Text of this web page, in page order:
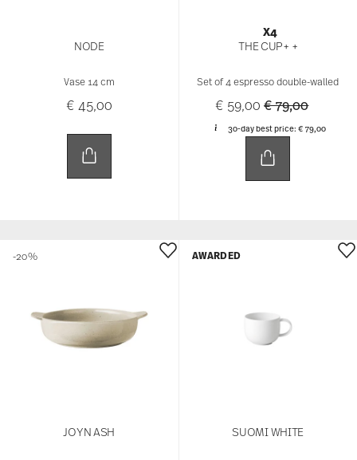
NODE
Vase 14 cm
€ 45,00
X4
THE CUP+ +
Set of 4 espresso double-walled
€ 59,00Price reduced
€ 79,00to
30-day best price: € 79,00
JOYN ASH
-20%
SUOMI WHITE
AWARDED